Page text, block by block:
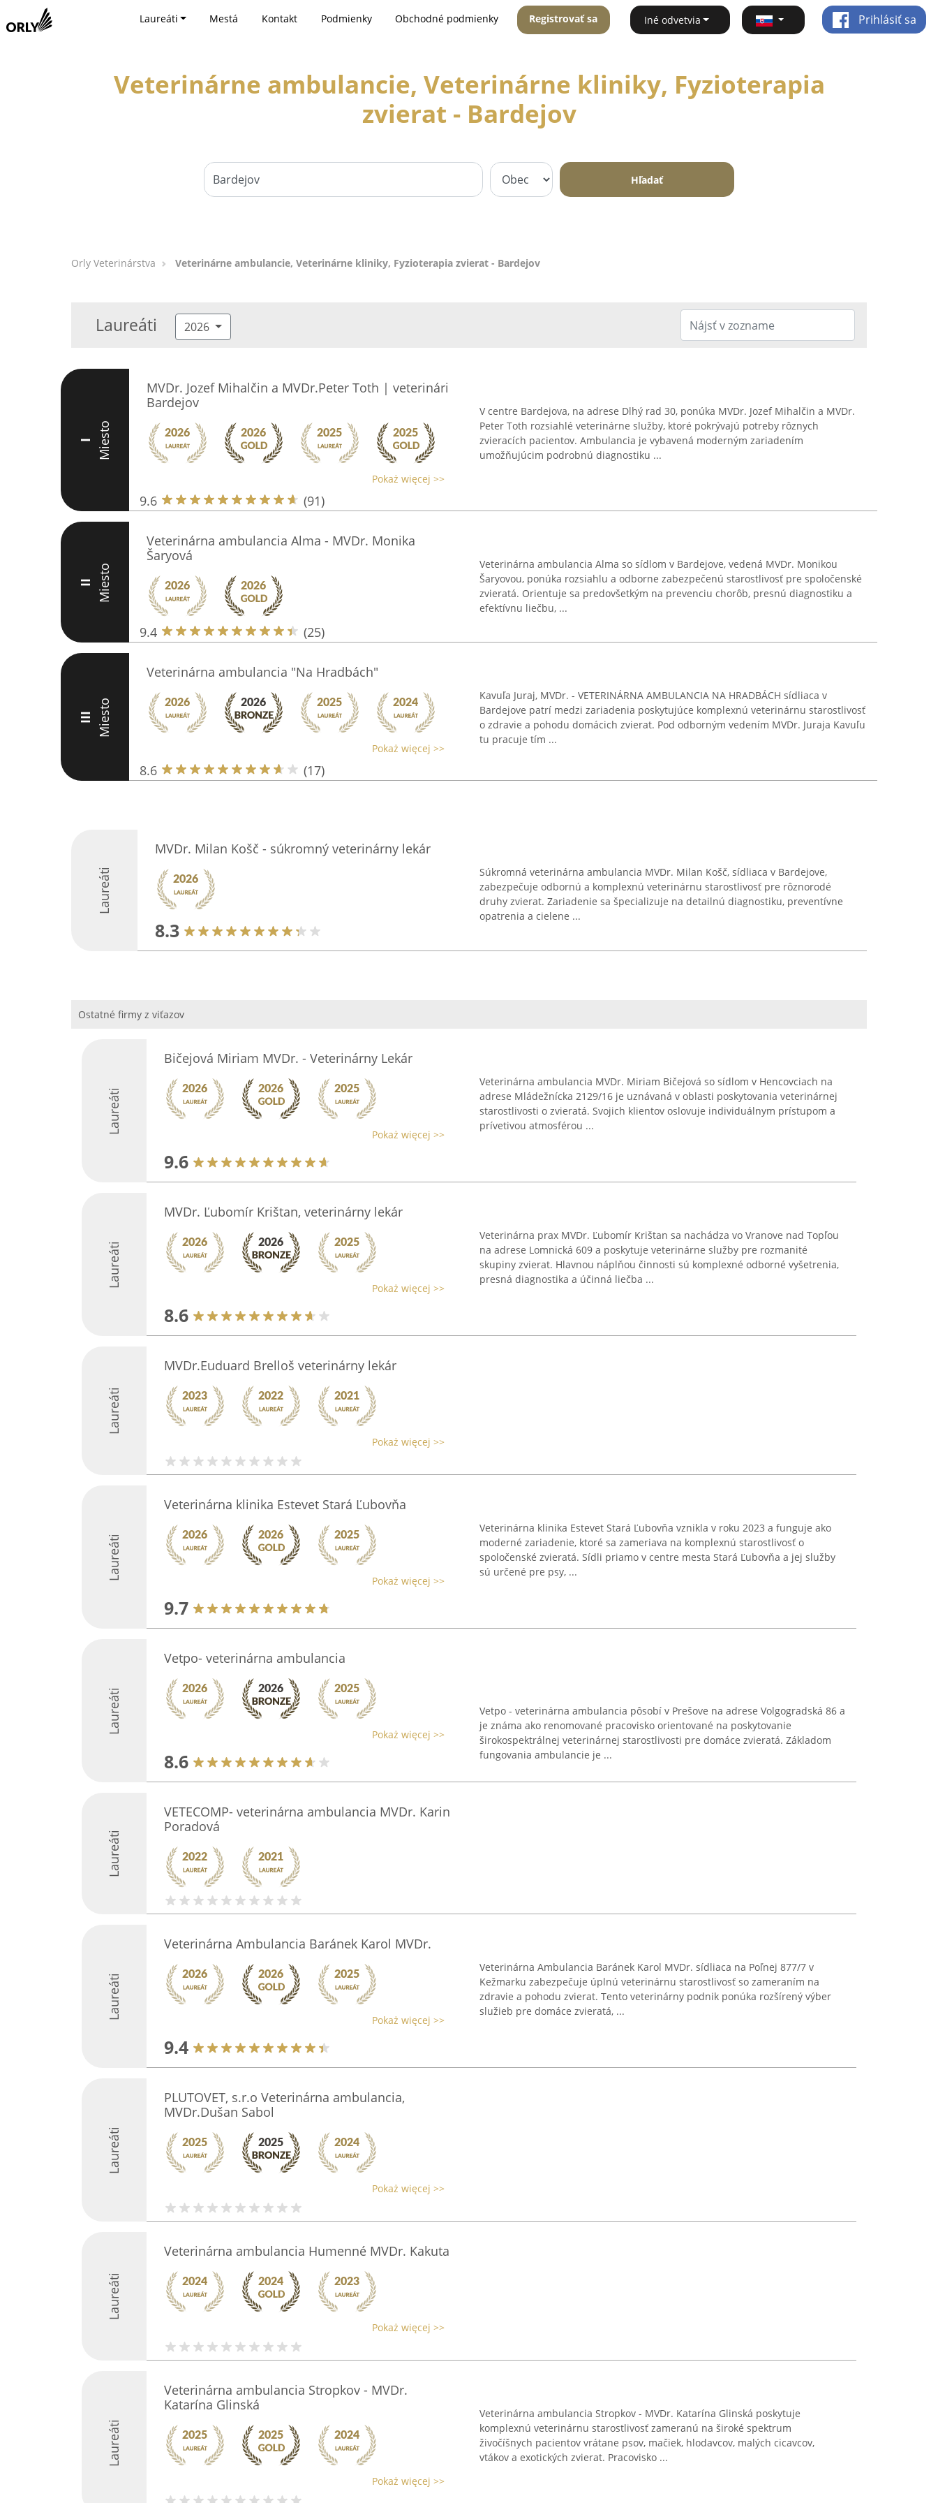
Laureáti Mestá Kontakt Podmienky Obchodné podmienky Registrovať sa Iné odvetvia Prihlásiť sa
Veterinárne ambulancie, Veterinárne kliniky, Fyzioterapia
zvierat - Bardejov
Hľadať
Orly Veterinárstva Veterinárne ambulancie, Veterinárne kliniky, Fyzioterapia zvierat - Bardejov
Laureáti 2026
I Miesto
MVDr. Jozef Mihalčin a MVDr.Peter Toth | veterinári
Bardejov
Pokaż więcej >>
9.6 (91)
V centre Bardejova, na adrese Dlhý rad 30, ponúka MVDr. Jozef Mihalčin a MVDr.
Peter Toth rozsiahlé veterinárne služby, ktoré pokrývajú potreby rôznych
zvieracích pacientov. Ambulancia je vybavená moderným zariadením
umožňujúcim podrobnú diagnostiku ...
II Miesto
Veterinárna ambulancia Alma - MVDr. Monika
Šaryová
9.4 (25)
Veterinárna ambulancia Alma so sídlom v Bardejove, vedená MVDr. Monikou
Šaryovou, ponúka rozsiahlu a odborne zabezpečenú starostlivosť pre spoločenské
zvieratá. Orientuje sa predovšetkým na prevenciu chorôb, presnú diagnostiku a
efektívnu liečbu, ...
III Miesto
Veterinárna ambulancia "Na Hradbách"
Pokaż więcej >>
8.6 (17)
Kavuľa Juraj, MVDr. - VETERINÁRNA AMBULANCIA NA HRADBÁCH sídliaca v
Bardejove patrí medzi zariadenia poskytujúce komplexnú veterinárnu starostlivosť
o zdravie a pohodu domácich zvierat. Pod odborným vedením MVDr. Juraja Kavuľu
tu pracuje tím ...
Laureáti
MVDr. Milan Košč - súkromný veterinárny lekár
8.3
Súkromná veterinárna ambulancia MVDr. Milan Košč, sídliaca v Bardejove,
zabezpečuje odbornú a komplexnú veterinárnu starostlivosť pre rôznorodé
druhy zvierat. Zariadenie sa špecializuje na detailnú diagnostiku, preventívne
opatrenia a cielene ...
Ostatné firmy z viťazov
Laureáti
Bičejová Miriam MVDr. - Veterinárny Lekár
Pokaż więcej >>
9.6
Veterinárna ambulancia MVDr. Miriam Bičejová so sídlom v Hencovciach na
adrese Mládežnícka 2129/16 je uznávaná v oblasti poskytovania veterinárnej
starostlivosti o zvieratá. Svojich klientov oslovuje individuálnym prístupom a
prívetivou atmosférou ...
Laureáti
MVDr. Ľubomír Krištan, veterinárny lekár
Pokaż więcej >>
8.6
Veterinárna prax MVDr. Ľubomír Krištan sa nachádza vo Vranove nad Topľou
na adrese Lomnická 609 a poskytuje veterinárne služby pre rozmanité
skupiny zvierat. Hlavnou náplňou činnosti sú komplexné odborné vyšetrenia,
presná diagnostika a účinná liečba ...
Laureáti
MVDr.Euduard Brelloš veterinárny lekár
Pokaż więcej >>
Laureáti
Veterinárna klinika Estevet Stará Ľubovňa
Pokaż więcej >>
9.7
Veterinárna klinika Estevet Stará Ľubovňa vznikla v roku 2023 a funguje ako
moderné zariadenie, ktoré sa zameriava na komplexnú starostlivosť o
spoločenské zvieratá. Sídli priamo v centre mesta Stará Ľubovňa a jej služby
sú určené pre psy, ...
Laureáti
Vetpo- veterinárna ambulancia
Pokaż więcej >>
8.6
Vetpo - veterinárna ambulancia pôsobí v Prešove na adrese Volgogradská 86 a
je známa ako renomované pracovisko orientované na poskytovanie
širokospektrálnej veterinárnej starostlivosti pre domáce zvieratá. Základom
fungovania ambulancie je ...
Laureáti
VETECOMP- veterinárna ambulancia MVDr. Karin
Poradová
Laureáti
Veterinárna Ambulancia Baránek Karol MVDr.
Pokaż więcej >>
9.4
Veterinárna Ambulancia Baránek Karol MVDr. sídliaca na Poľnej 877/7 v
Kežmarku zabezpečuje úplnú veterinárnu starostlivosť so zameraním na
zdravie a pohodu zvierat. Tento veterinárny podnik ponúka rozšírený výber
služieb pre domáce zvieratá, ...
Laureáti
PLUTOVET, s.r.o Veterinárna ambulancia,
MVDr.Dušan Sabol
Pokaż więcej >>
Laureáti
Veterinárna ambulancia Humenné MVDr. Kakuta
Pokaż więcej >>
Laureáti
Veterinárna ambulancia Stropkov - MVDr.
Katarína Glinská
Pokaż więcej >>
Veterinárna ambulancia Stropkov - MVDr. Katarína Glinská poskytuje
komplexnú veterinárnu starostlivosť zameranú na široké spektrum
živočíšnych pacientov vrátane psov, mačiek, hlodavcov, malých cicavcov,
vtákov a exotických zvierat. Pracovisko ...